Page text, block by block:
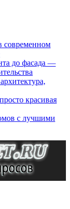
современном
до фасада —
красивая
с лучшими